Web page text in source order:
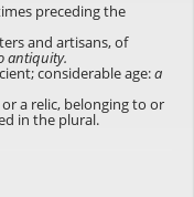
preceding the
and artisans, of
antiquity.
considerable age:a
a relic, belonging to or
in the plural.